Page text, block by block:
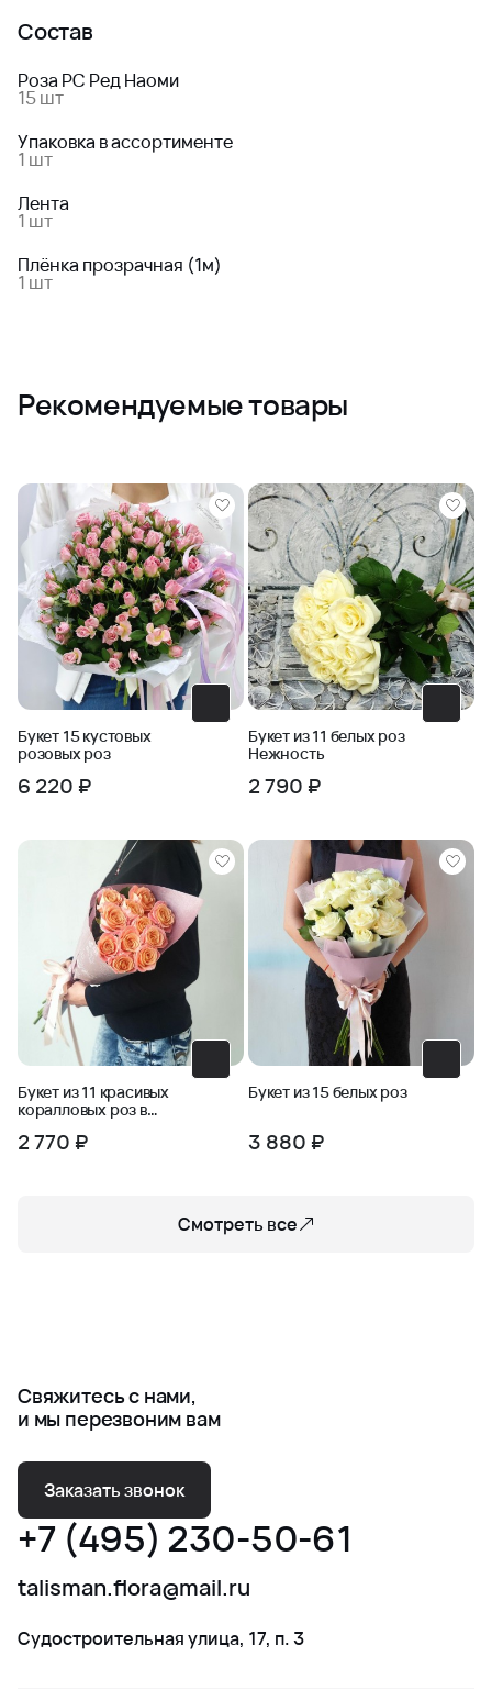
Состав
Роза РС Ред Наоми
15 шт
Упаковка в ассортименте
1 шт
Лента
1 шт
Плёнка прозрачная (1м)
1 шт
Рекомендуемые товары
Букет 15 кустовых
розовых роз
6 220 ₽
Букет из 11 белых роз
Нежность
2 790 ₽
Букет из 11 красивых
коралловых роз в
2 770 ₽
Букет из 15 белых роз
3 880 ₽
Смотреть все
Свяжитесь с нами,
и мы перезвоним вам
Заказать звонок
+7 (495) 230-50-61
talisman.flora@mail.ru
Судостроительная улица, 17, п. 3